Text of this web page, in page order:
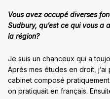
Vous avez occupé diverses
Sudbury, qu’est ce qui vous a
la région?
Je suis un chanceux qui a
Après mes études en droit,
cabinet composé
on pratiquait en français.